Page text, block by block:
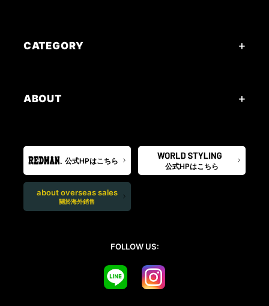
CATEGORY
ABOUT
公式HPはこちら
公式HPはこちら
about overseas sales
關於海外銷售
FOLLOW US: